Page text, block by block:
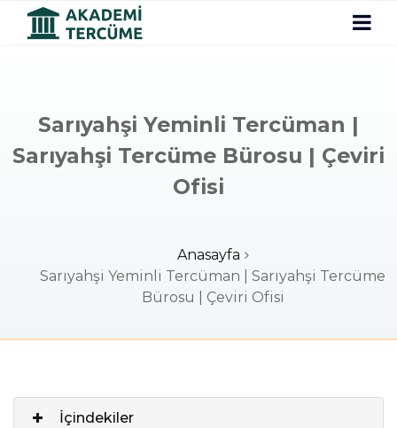
Sarıyahşi Yeminli Tercüman |
Sarıyahşi Tercüme Bürosu | Çeviri
Ofisi
Anasayfa
Sarıyahşi Yeminli Tercüman | Sarıyahşi Tercüme
Bürosu | Çeviri Ofisi
İçindekiler